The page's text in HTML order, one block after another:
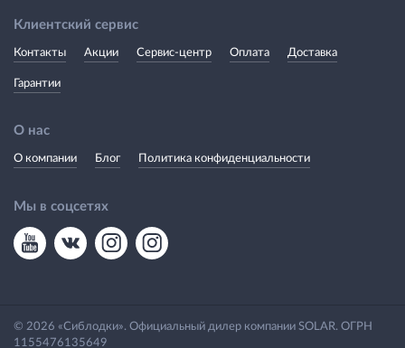
Клиентский сервис
Контакты Акции Сервис-центр Оплата Доставка
Гарантии
О нас
О компании Блог Политика конфиденциальности
Мы в соцсетях
© 2026 «Сиблодки». Официальный дилер компании SOLAR. ОГРН
1155476135649